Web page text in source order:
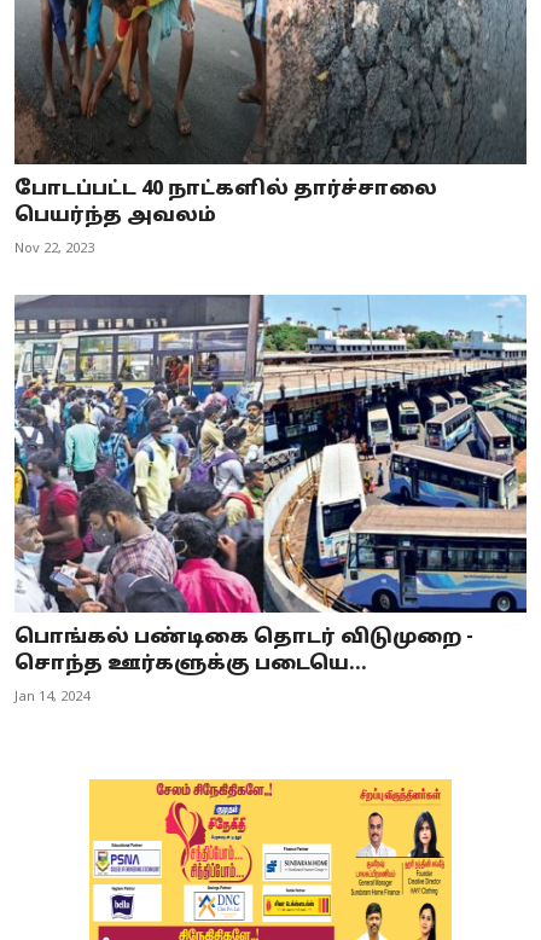
போடப்பட்ட 40 நாட்களில் தார்ச்சாலை
பெயர்ந்த அவலம்
Nov 22, 2023
பொங்கல் பண்டிகை தொடர் விடுமுறை -
சொந்த ஊர்களுக்கு படையெ...
Jan 14, 2024